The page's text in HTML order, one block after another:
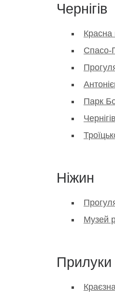
Чернігів
Красна
Спасо-
Парк
Ніжин
Музей
Прилуки